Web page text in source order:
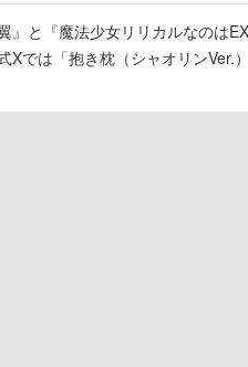
翼』と『魔法少女リリカルなのは
Xでは「抱き枕（シャオリンVer.